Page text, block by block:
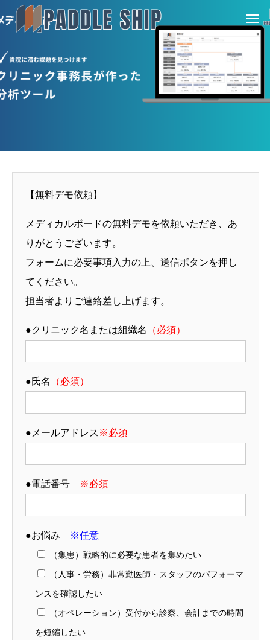
【無料デモ依頼】
メディカルボードの無料デモを依頼いただき、あ
りがとうございます。
フォームに必要事項入力の上、送信ボタンを押し
てください。
担当者よりご連絡差し上げます。
●クリニック名または組織名 （必須）
●氏名 （必須）
●メールアドレス ※必須
●電話番号 ※必須
●お悩み ※任意
（集患）戦略的に必要な患者を集めたい
（人事・労務）非常勤医師・スタッフのパフォーマ
ンスを確認したい
（オペレーション）受付から診察、会計までの時間
を短縮したい